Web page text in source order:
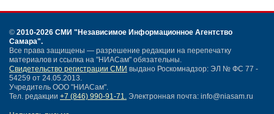
© 2010-2026 СМИ "Независимое Информационное Агентство
Самара".
Все права защищены — разрешение редакции на перепечатку
материалов и ссылка на "НИАСам" обязательны.
Свидетельство регистрации СМИ выдано Роскомнадзор: ЭЛ № ФС 77 -
54259 от 24.05.2013.
Учредитель ООО "НИАСам".
Тел. редакции +7 (846) 990-91-71. Электронная почта: info@niasam.ru